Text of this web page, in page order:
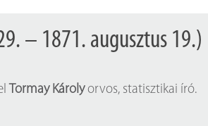
– 1871. augusztus 19.)
Tormay Károlyorvos, statisztikai író.